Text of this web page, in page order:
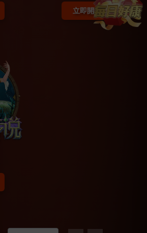
立即開始